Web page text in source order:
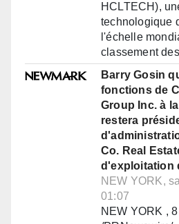
HCLTECH),
technologique
l'échelle
classement
Barry Gosin
fonctions de
Group Inc. à
restera
Co. Real
d'exploitation
NEW YORK,
01:07
NEW YORK ,